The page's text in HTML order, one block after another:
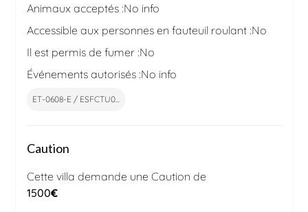
Animaux acceptés :No info
Accessible aux personnes en fauteuil roulant :No
Il est permis de fumer :No
Événements autorisés :No info
ET-0608-E / ESFCTU0...
Caution
Cette villa demande une Caution de
1500€